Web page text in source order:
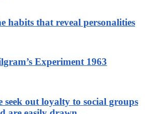
habits that reveal personalities
Experiment 1963
seek out loyalty to social groups